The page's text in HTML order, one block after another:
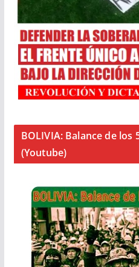
BOLIVIA: Balance de los
(Youtube)